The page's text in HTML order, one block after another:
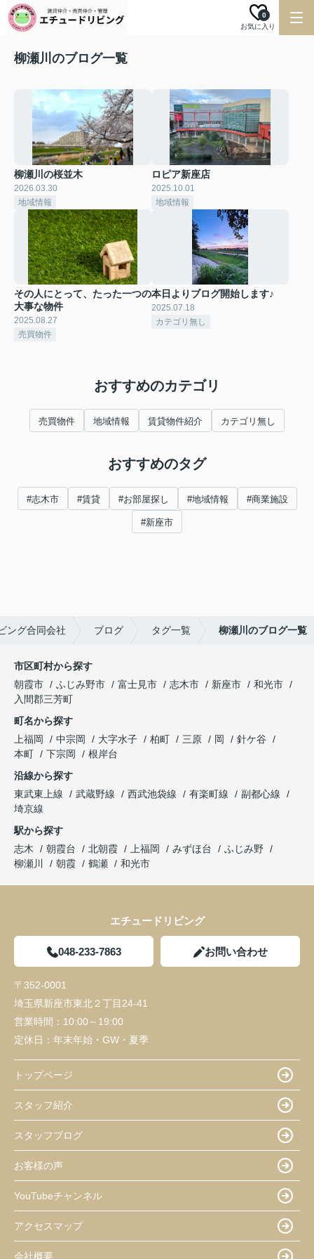
お気に入り
0
柳瀬川のブログ一覧
柳瀬川の桜並木
2026.03.30
地域情報
ロピア新座店
2025.10.01
地域情報
その人にとって、たった一つの
大事な物件
2025.08.27
売買物件
本日よりブログ開始します♪
2025.07.18
カテゴリ無し
おすすめのカテゴリ
売買物件 地域情報 賃貸物件紹介 カテゴリ無し
おすすめのタグ
#志木市 #賃貸 #お部屋探し #地域情報 #商業施設
#新座市
ング合同会社 ブログ タグ一覧 柳瀬川のブログ一覧
市区町村から探す
朝霞市
ふじみ野市 富士見市 志木市 新座市
和光市
入間郡三芳町
町名から探す
上福岡
中宗岡 大字水子 柏町 三原 岡
針ケ谷
本町
下宗岡
根岸台
沿線から探す
東武東上線
武蔵野線 西武池袋線 有楽町線
副都心線
埼京線
駅から探す
志木
朝霞台 北朝霞 上福岡 みずほ台
ふじみ野
柳瀬川
朝霞 鶴瀬 和光市
エチュードリビング
048-233-7863 お問い合わせ
〒352-0001
埼玉県新座市東北２丁目24-41
営業時間： 10:00～19:00
定休日： 年末年始・GW・夏季
トップページ
スタッフ紹介
スタッフブログ
お客様の声
YouTubeチャンネル
アクセスマップ
会社概要